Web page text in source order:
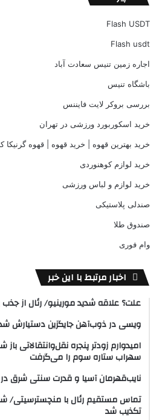
Flash USDT
Flash usdt
اجاره زمین تنیس سعادت آباد
باشگاه تنیس
بررسی بروکر لایت فایننس
خرید اسکوربورد ورزشی در تهران
خرید بهترین قهوه | خرید قهوه | قهوه گرنیکا
خرید لوازم کوهنوردی
خرید لوازم و لباس ورزشی
صندلی پلاستیکی
صندوق طلا
وام فوری
اخبار مرتبط با این خبر
علت؟ علاقه شدید مورینیو/ رئال از
ویسی در ذوب‌آهن جایگزین دستیارش
امیدوارم زودتر پنجره نقل‌وانتقالاتی
سهراب ستاره سوم را می‌گرفت
نایب‌قهرمان آسیا و قدرت سنتی شرق در
تماس مستقیم رئال با منچسترسیتی/
تکذیب شد